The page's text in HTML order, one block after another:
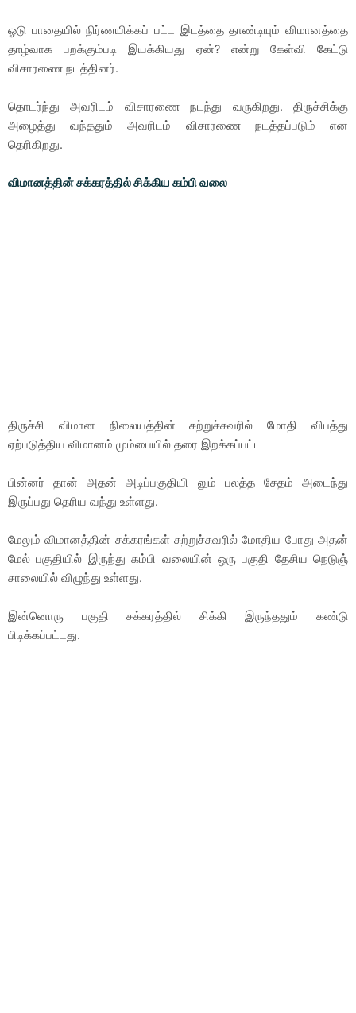
ஓடு பாதையில் நிர்ணயிக்கப் பட்ட இடத்தை தாண்டியும் விமானத்தை
தாழ்வாக பறக்கும்படி இயக்கியது ஏன்? என்று கேள்வி கேட்டு
விசாரணை நடத்தினர்.
தொடர்ந்து அவரிடம் விசாரணை நடந்து வருகிறது. திருச்சிக்கு
அழைத்து வந்ததும் அவரிடம் விசாரணை நடத்தப்படும் என
தெரிகிறது.
விமானத்தின் சக்கரத்தில் சிக்கிய கம்பி வலை
திருச்சி விமான நிலையத்தின் சுற்றுச்சுவரில் மோதி விபத்து
ஏற்படுத்திய விமானம் மும்பையில் தரை இறக்கப்பட்ட
பின்னர் தான் அதன் அடிப்பகுதியி லும் பலத்த சேதம் அடைந்து
இருப்பது தெரிய வந்து உள்ளது.
மேலும் விமானத்தின் சக்கரங்கள் சுற்றுச்சுவரில் மோதிய போது அதன்
மேல் பகுதியில் இருந்து கம்பி வலையின் ஒரு பகுதி தேசிய நெடுஞ்
சாலையில் விழுந்து உள்ளது.
இன்னொரு பகுதி சக்கரத்தில் சிக்கி இருந்ததும் கண்டு
பிடிக்கப்பட்டது.